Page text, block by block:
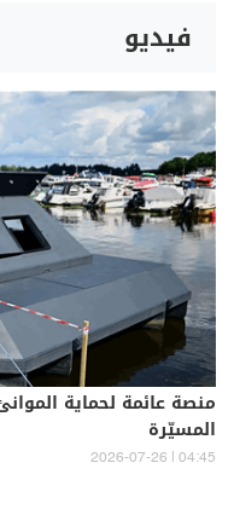
فيديو
منصة عائمة لحماية
المسيّرة
04:45 | 2026-07-26